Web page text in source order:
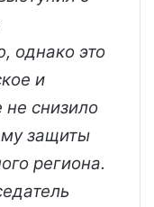
однако это
и
снизило
защиты
региона.